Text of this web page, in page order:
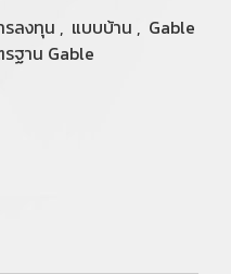
ลงทุน , แบบบ้าน , Gable
ฐาน Gable